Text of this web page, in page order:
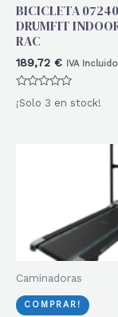
BICICLETA 07240
DRUMFIT
RAC
189,72 € IVA Incluido
Valorado
con
¡Solo 3 en stock!
Caminadoras
COMPRAR!